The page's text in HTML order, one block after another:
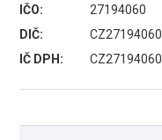
IČO:
27194060
DIČ:
CZ27194060
IČ DPH:
CZ27194060